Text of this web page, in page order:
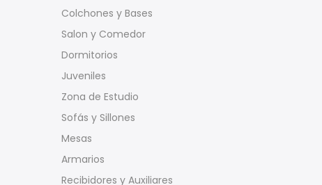
Colchones y Bases
Salon y Comedor
Dormitorios
Juveniles
Zona de Estudio
Sofás y Sillones
Mesas
Armarios
Recibidores y Auxiliares